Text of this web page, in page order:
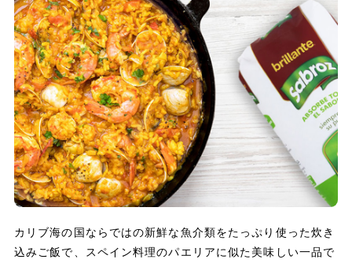
カリブ海の国ならではの新鮮な魚介類をたっぷり使った炊き
込みご飯で、スペイン料理のパエリアに似た美味しい一品で